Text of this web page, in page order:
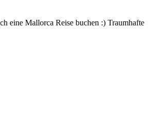
eine Mallorca Reise buchen :) Traumhafte